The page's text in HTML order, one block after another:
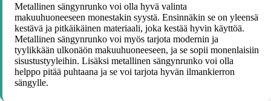
Metallinen sängynrunko voi olla hyvä valinta
makuuhuoneeseen monestakin syystä. Ensinnäkin se on yleensä
kestävä ja pitkäikäinen materiaali, joka kestää hyvin käyttöä.
Metallinen sängynrunko voi myös tarjota modernin ja
tyylikkään ulkonäön makuuhuoneeseen, ja se sopii monenlaisiin
sisustustyyleihin. Lisäksi metallinen sängynrunko voi olla
helppo pitää puhtaana ja se voi tarjota hyvän ilmankierron
sängylle.